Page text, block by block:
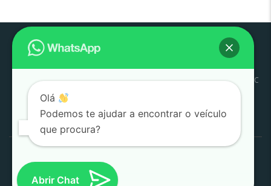
Estoque SJC Litoral
Conosco
SAC
por:
Olá
Podemos te ajudar a encontrar o veículo
que procura?
Abrir Chat